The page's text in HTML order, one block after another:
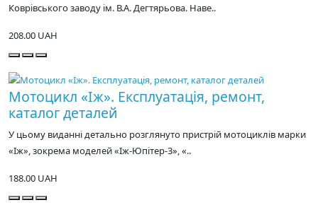
Коврівського заводу ім. В.А. Дегтярьова. Наве..
208.00 UAH
Мотоцикл «Іж». Експлуатація, ремонт,
каталог деталей
У цьому виданні детально розглянуто пристрій мотоциклів марки
«Іж», зокрема моделей «Іж-Юпітер-3», «..
188.00 UAH